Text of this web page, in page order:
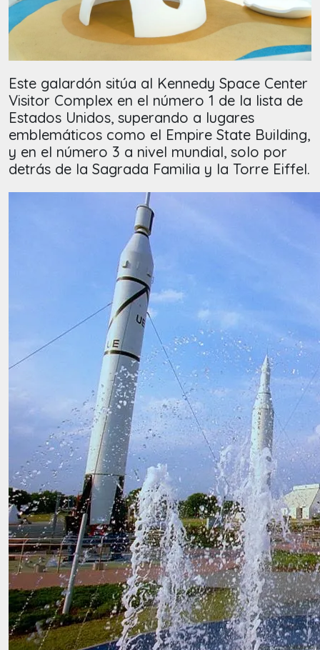
Este galardón sitúa al Kennedy Space Center
Visitor Complex en el número 1 de la lista de
Estados Unidos, superando a lugares
emblemáticos como el Empire State Building,
y en el número 3 a nivel mundial, solo por
detrás de la Sagrada Familia y la Torre Eiffel.